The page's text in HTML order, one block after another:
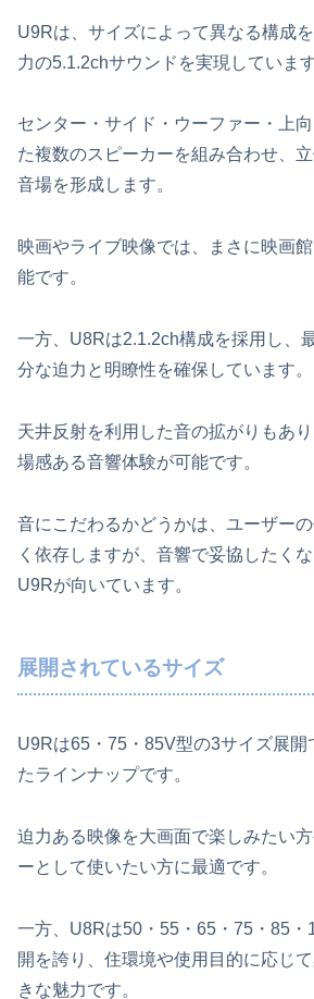
U9Rは、サイズによって異なる構成
力の5.1.2chサウンドを実現しています
センター・サイド・ウーファー・上
た複数のスピーカーを組み合わせ、
音場を形成します。
映画やライブ映像では、まさに映画
能です。
一方、U8Rは2.1.2ch構成を採用し、
分な迫力と明瞭性を確保しています。
天井反射を利用した音の拡がりもあ
場感ある音響体験が可能です。
音にこだわるかどうかは、ユーザー
く依存しますが、音響で妥協したく
U9Rが向いています。
展開されているサイズ
U9Rは65・75・85V型の3サイズ展開
たラインナップです。
迫力ある映像を大画面で楽しみたい
ーとして使いたい方に最適です。
一方、U8Rは50・55・65・75・85・
開を誇り、住環境や使用目的に応じ
きな魅力です。